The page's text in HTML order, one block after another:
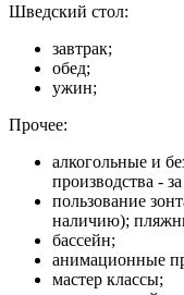
Шведский стол:
завтрак;
обед;
ужин;
Прочее:
алкогольные и
производства -
пользование
наличию);
бассейн;
анимационные
мастер классы;